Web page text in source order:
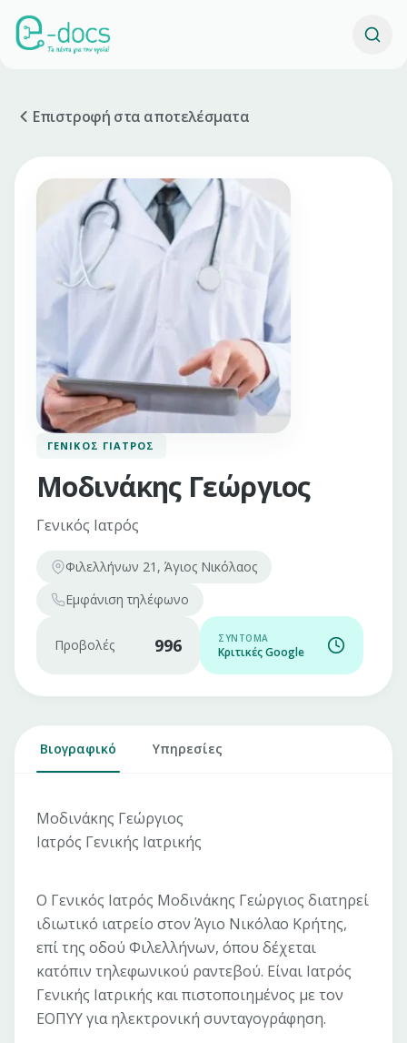
Επιστροφή στα αποτελέσματα
ΓΕΝΙΚΌΣ ΓΙΑΤΡΌΣ
Μοδινάκης Γεώργιος
Γενικός Ιατρός
Φιλελλήνων 21, Άγιος Νικόλαος
Εμφάνιση τηλέφωνο
Προβολές 996 ΣΎΝΤΟΜΑ
Κριτικές Google
Βιογραφικό Υπηρεσίες
Μοδινάκης Γεώργιος
Ιατρός Γενικής Ιατρικής
Ο Γενικός Ιατρός Μοδινάκης Γεώργιος διατηρεί
ιδιωτικό ιατρείο στον Άγιο Νικόλαο Κρήτης,
επί της οδού Φιλελλήνων, όπου δέχεται
κατόπιν τηλεφωνικού ραντεβού. Είναι Ιατρός
Γενικής Ιατρικής και πιστοποιημένος με τον
ΕΟΠΥΥ για ηλεκτρονική συνταγογράφηση.